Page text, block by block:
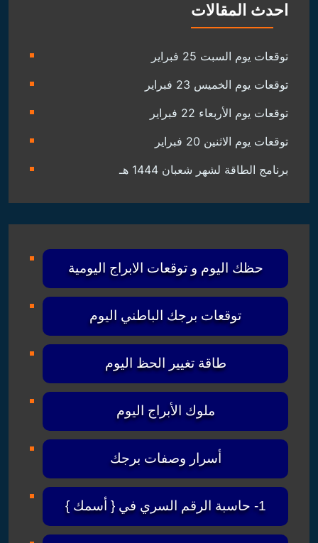
احدث المقالات
توقعات يوم السبت 25 فبراير
توقعات يوم الخميس 23 فبراير
توقعات يوم الأربعاء 22 فبراير
توقعات يوم الاثنين 20 فبراير
برنامج الطاقة لشهر شعبان 1444 هـ
حظك اليوم و توقعات الابراج اليومية
توقعات برجك الباطني اليوم
طاقة تغيير الحظ اليوم
ملوك الأبراج اليوم
أسرار وصفات برجك
1- حاسبة الرقم السري في { أسمك }